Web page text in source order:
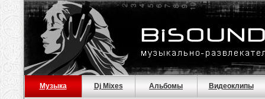
Музыка Dj Mixes Альбомы Видеоклипы